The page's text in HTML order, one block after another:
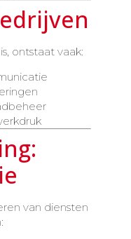
ontstaat vaak:
van diensten